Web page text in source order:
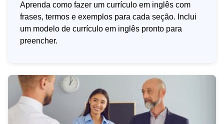
Aprenda como fazer um currículo em inglês com
frases, termos e exemplos para cada seção. Inclui
um modelo de currículo em inglês pronto para
preencher.